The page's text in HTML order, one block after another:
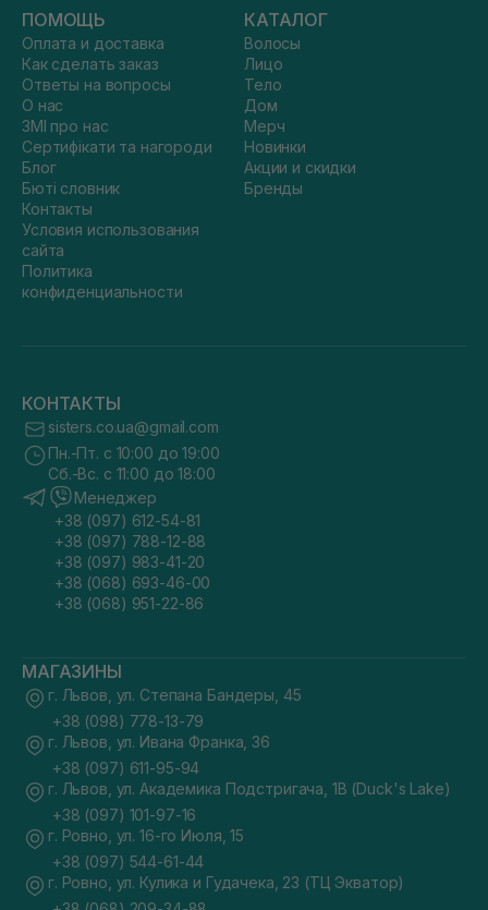
ПОМОЩЬ
Оплата и доставка
Как сделать заказ
Ответы на вопросы
О нас
ЗМІ про нас
Сертифікати та нагороди
Блог
Бюті словник
Контакты
Условия использования
сайта
Политика
конфиденциальности
КАТАЛОГ
Волосы
Лицо
Тело
Дом
Мерч
Новинки
Акции и скидки
Бренды
КОНТАКТЫ
sisters.co.ua@gmail.com
Пн.-Пт. с 10:00 до 19:00
Сб.-Вс. с 11:00 до 18:00
Менеджер
+38 (097) 612-54-81
+38 (097) 788-12-88
+38 (097) 983-41-20
+38 (068) 693-46-00
+38 (068) 951-22-86
МАГАЗИНЫ
г. Львов, ул. Степана Бандеры, 45
+38 (098) 778-13-79
г. Львов, ул. Ивана Франка, 36
+38 (097) 611-95-94
г. Львов, ул. Академика Подстригача, 1В (Duck's Lake)
+38 (097) 101-97-16
г. Ровно, ул. 16-го Июля, 15
+38 (097) 544-61-44
г. Ровно, ул. Кулика и Гудачека, 23 (ТЦ Экватор)